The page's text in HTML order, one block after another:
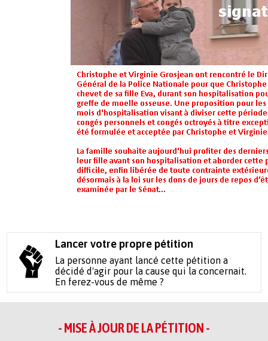
Lancer votre propre pétition
La personne ayant lancé cette pétition a
décidé d'agir pour la cause qui la concernait.
En ferez-vous de même ?
- MISE À JOUR DE LA PÉTITION -